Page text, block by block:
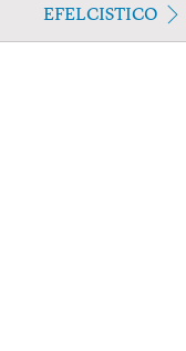
EFELCISTICO